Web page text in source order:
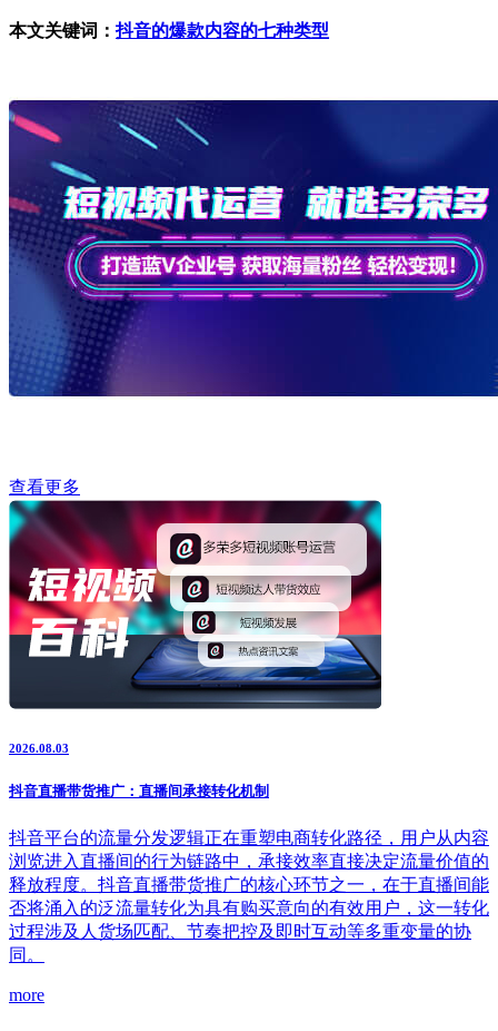
本文关键词：抖音的爆款内容的七种类型
查看更多
2026.08.03
抖音直播带货推广：直播间承接转化机制
抖音平台的流量分发逻辑正在重塑电商转化路径，用户从内容
浏览进入直播间的行为链路中，承接效率直接决定流量价值的
释放程度。抖音直播带货推广的核心环节之一，在于直播间能
否将涌入的泛流量转化为具有购买意向的有效用户，这一转化
过程涉及人货场匹配、节奏把控及即时互动等多重变量的协
同。
more